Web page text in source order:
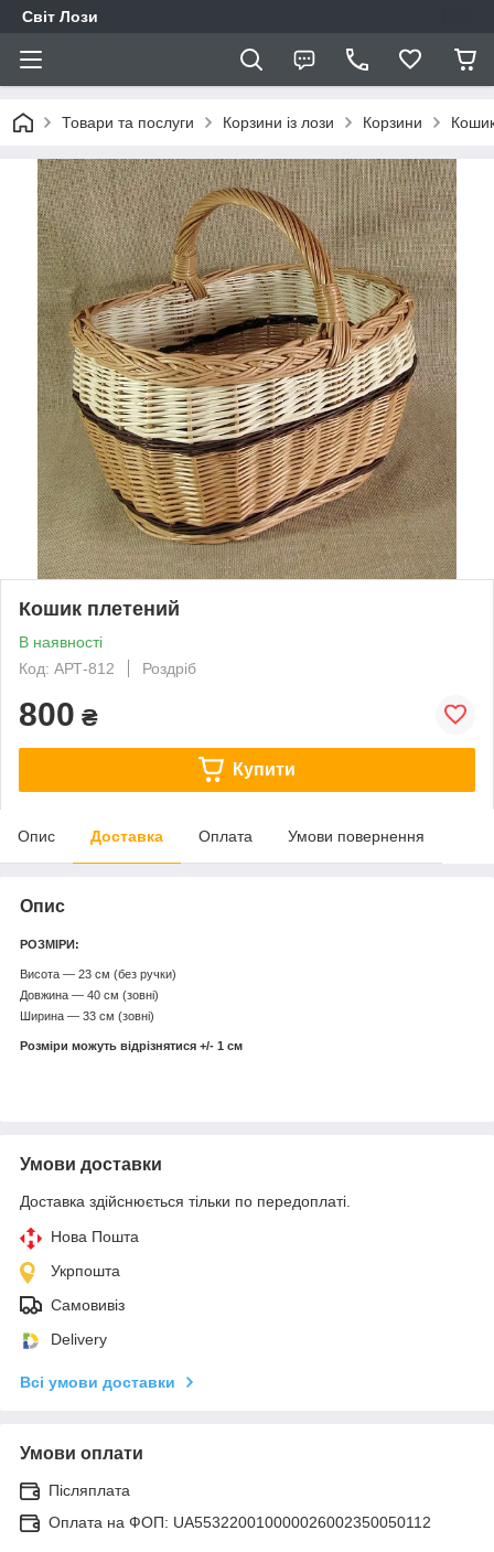
Світ Лози
Товари та послуги Корзини із лози Корзини
Кошик плетений
В наявності
Код: АРТ-812
Роздріб
800 ₴
Купити
Опис Доставка Оплата Умови повернення
Опис
РОЗМІРИ:
Висота — 23 см (без ручки)
Довжина — 40 см (зовні)
Ширина — 33 см (зовні)
Розміри можуть відрізнятися +/- 1 см
Умови доставки
Доставка здійснюється тільки по передоплаті.
Нова Пошта
Укрпошта
Самовивіз
Delivery
Всі умови доставки
Умови оплати
Післяплата
Оплата на ФОП: UA553220010000026002350050112